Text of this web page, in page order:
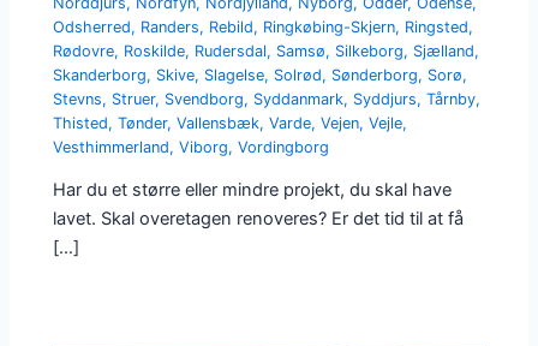
Odsherred, Randers, Rebild, Ringkøbing-Skjern, Ringsted,
Rødovre, Roskilde, Rudersdal, Samsø, Silkeborg, Sjælland,
Skanderborg, Skive, Slagelse, Solrød, Sønderborg, Sorø,
Stevns, Struer, Svendborg, Syddanmark, Syddjurs,Tårnby,
Thisted,Tønder,Vallensbæk,Varde,Vejen,Vejle,
Vesthimmerland,Viborg,Vordingborg
Har du et større eller mindre projekt, du skal have
lavet. Skal overetagen renoveres? Er det tid til at få
[…]